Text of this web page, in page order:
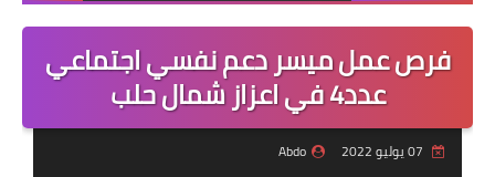
القائمة
مناقصات
فرص عمل داخل سوريا
فرص عمل ميسر دعم نفسي اجتماعي
عدد4 في اعزاز شمال حلب
Abdo